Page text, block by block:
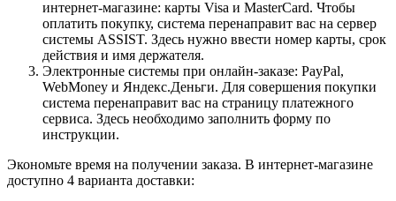
интернет-магазине: карты Visa и MasterCard. Чтобы
оплатить покупку, система перенаправит вас на сервер
системы ASSIST. Здесь нужно ввести номер карты, срок
действия и имя держателя.
Электронные системы при онлайн-заказе: PayPal,
WebMoney и Яндекс.Деньги. Для совершения покупки
система перенаправит вас на страницу платежного
сервиса. Здесь необходимо заполнить форму по
инструкции.
Экономьте время на получении заказа. В интернет-магазине
доступно 4 варианта доставки: